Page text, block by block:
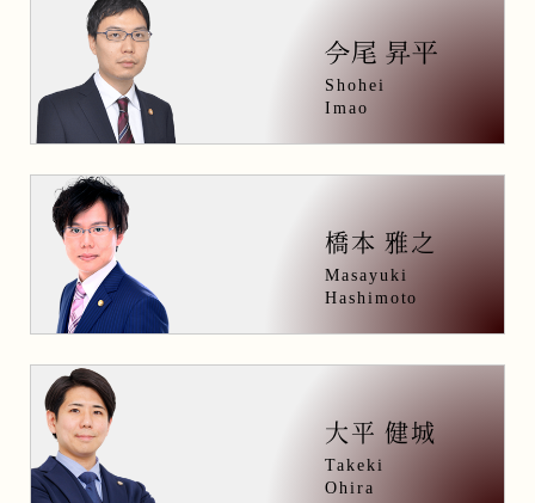
Shohei
Imao
橋本 雅之
Masayuki
Hashimoto
大平 健城
Takeki
Ohira